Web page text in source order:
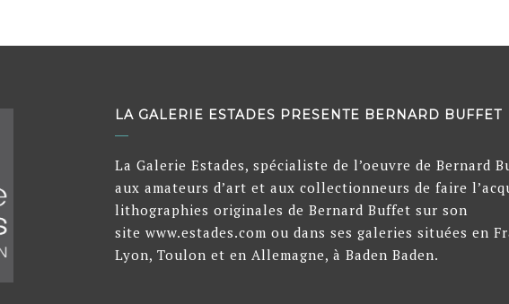
LA GALERIE ESTADES PRESENTE BERNARD BUFFET
La Galerie Estades, spécialiste de l’oeuvre de Bernard
aux amateurs d’art et aux collectionneurs de faire
lithographies originales de Bernard Buffet sur son
site www.estades.com ou dans ses galeries situées en
Lyon, Toulon et en Allemagne, à Baden Baden.